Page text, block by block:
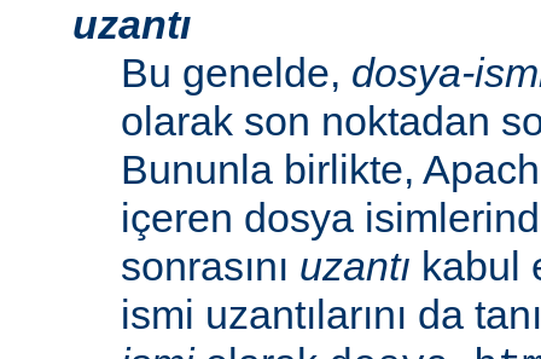
uzantı
Bu genelde, dosya-
olarak son noktadan
Bununla birlikte,
içeren dosya
sonrasını uzantı kabul
ismi uzantılarını da